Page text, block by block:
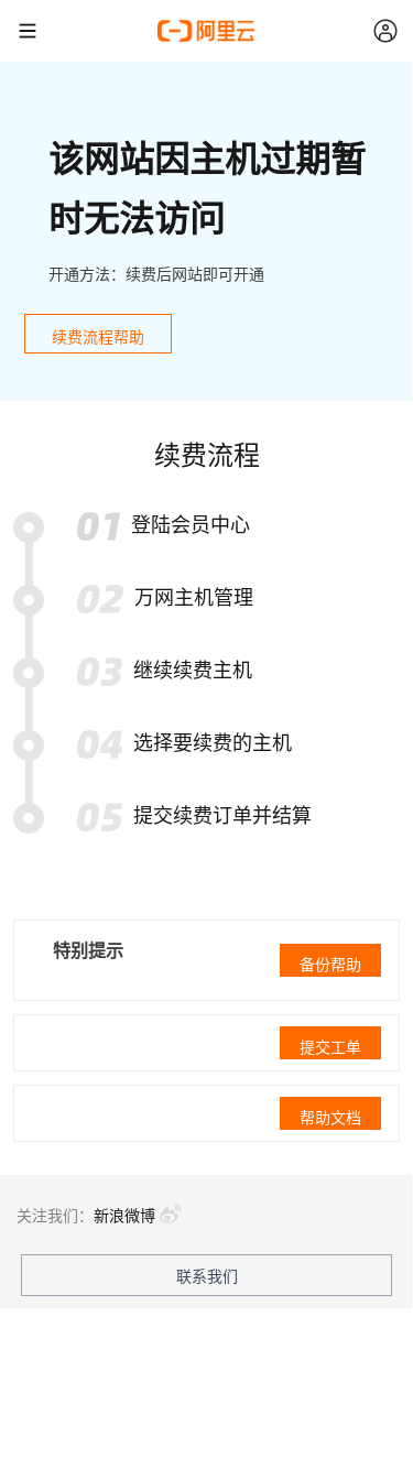
该网站因主机过期暂
时无法访问
开通方法：续费后网站即可开通
续费流程帮助
续费流程
登陆会员中心
万网主机管理
继续续费主机
选择要续费的主机
提交续费订单并结算
特别提示
备份帮助
提交工单
帮助文档